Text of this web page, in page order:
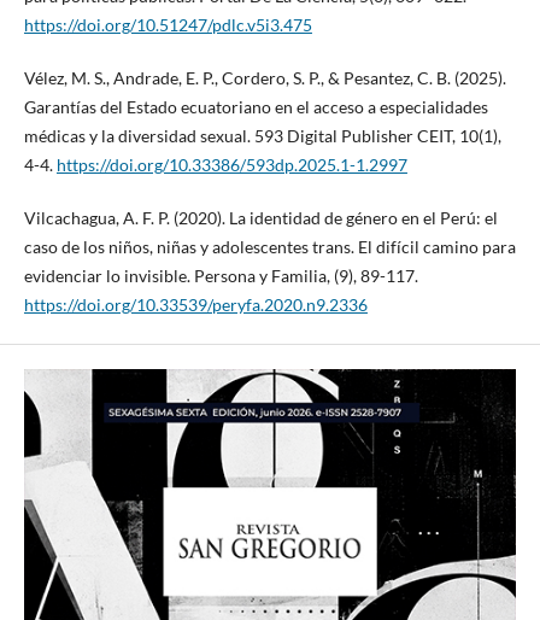
https://doi.org/10.51247/pdlc.v5i3.475
Vélez, M. S., Andrade, E. P., Cordero, S. P., & Pesantez, C. B. (2025).
Garantías del Estado ecuatoriano en el acceso a especialidades
médicas y la diversidad sexual. 593 Digital Publisher CEIT, 10(1),
4-4. https://doi.org/10.33386/593dp.2025.1-1.2997
Vilcachagua, A. F. P. (2020). La identidad de género en el Perú: el
caso de los niños, niñas y adolescentes trans. El difícil camino para
evidenciar lo invisible. Persona y Familia, (9), 89-117.
https://doi.org/10.33539/peryfa.2020.n9.2336